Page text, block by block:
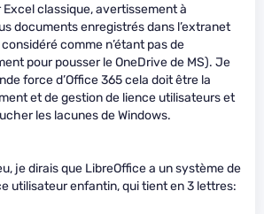
classique, avertissement à
documents enregistrés dans l’extranet
comme n’étant pas de
pour pousser le OneDrive de MS). Je
force d’Office 365 cela doit être la
et de gestion de lience utilisateurs et
les lacunes de Windows.
je dirais que LibreOffice a un système de
utilisateur enfantin, qui tient en 3 lettres: